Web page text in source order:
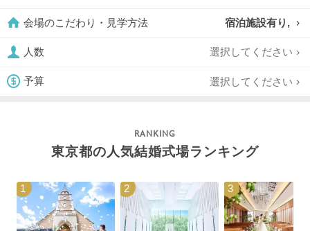
会場のこだわり・見学方法 宿泊施設有り,
人数 選択してください
予算 選択してください
東京都の人気結婚式場ランキング
1 2 3